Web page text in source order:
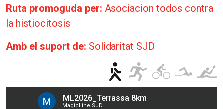
Ruta promoguda per: Asociacion todos contra
la histiocitosis
Amb el suport de: Solidaritat SJD